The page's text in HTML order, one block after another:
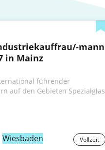
mann
in Mainz
führender
auf den Gebieten Spezialglas
Wiesbaden Vollzeit